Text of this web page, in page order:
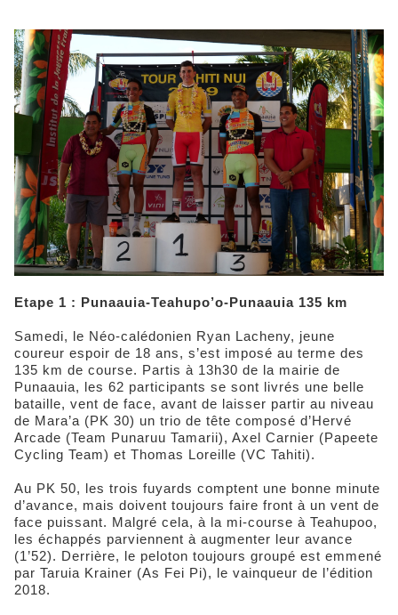
Etape 1 : Punaauia-Teahupo’o-Punaauia 135 km
Samedi, le Néo-calédonien Ryan Lacheny, jeune
coureur espoir de 18 ans, s’est imposé au terme des
135 km de course. Partis à 13h30 de la mairie de
Punaauia, les 62 participants se sont livrés une belle
bataille, vent de face, avant de laisser partir au niveau
de Mara’a (PK 30) un trio de tête composé d’Hervé
Arcade (Team Punaruu Tamarii), Axel Carnier (Papeete
Cycling Team) et Thomas Loreille (VC Tahiti).
Au PK 50, les trois fuyards comptent une bonne minute
d’avance, mais doivent toujours faire front à un vent de
face puissant. Malgré cela, à la mi-course à Teahupoo,
les échappés parviennent à augmenter leur avance
(1’52). Derrière, le peloton toujours groupé est emmené
par Taruia Krainer (As Fei Pi), le vainqueur de l’édition
2018.